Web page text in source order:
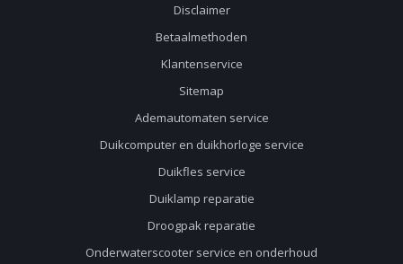
Disclaimer
Betaalmethoden
Klantenservice
Sitemap
Ademautomaten service
Duikcomputer en duikhorloge service
Duikfles service
Duiklamp reparatie
Droogpak reparatie
Onderwaterscooter service en onderhoud